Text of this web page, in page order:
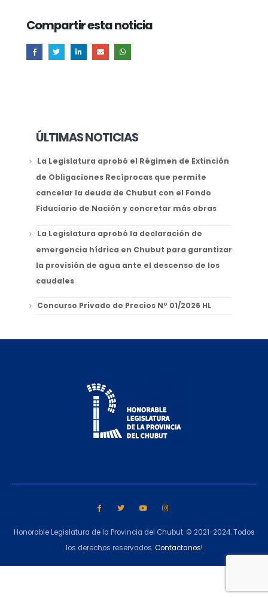
Compartir esta noticia
ÚLTIMAS NOTICIAS
La Legislatura aprobó el Régimen de Extinción
de Obligaciones Recíprocas que permite
cancelar la deuda de Chubut con el Fondo
Fiduciario de Nación y concretar más obras
La Legislatura aprobó la declaración de
emergencia hídrica en Chubut para garantizar
la provisión de agua ante el descenso de los
caudales
Concurso Privado de Precios Nº 01/2026 HL
Honorable Legislatura de la Provincia del Chubut. © 2021-2024. Todos
los derechos reservados.Contactanos!